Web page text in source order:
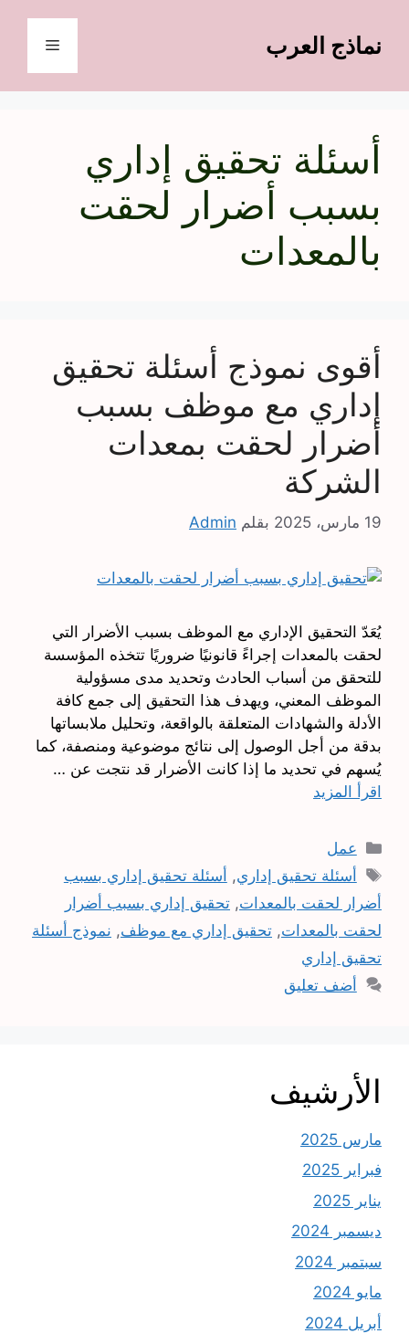
المحتوىنماذج العرب القائمة
أسئلة تحقيق إداري
بسبب أضرار لحقت
بالمعدات
أقوى نموذج أسئلة تحقيق
إداري مع موظف بسبب
أضرار لحقت بمعدات
الشركة
19 مارس، 2025 بقلم Admin
يُعَدّ التحقيق الإداري مع الموظف بسبب الأضرار التي
لحقت بالمعدات إجراءً قانونيًا ضروريًا تتخذه المؤسسة
للتحقق من أسباب الحادث وتحديد مدى مسؤولية
الموظف المعني، ويهدف هذا التحقيق إلى جمع كافة
الأدلة والشهادات المتعلقة بالواقعة، وتحليل ملابساتها
بدقة من أجل الوصول إلى نتائج موضوعية ومنصفة، كما
يُسهم في تحديد ما إذا كانت الأضرار قد نتجت عن …
اقرأ المزيد
التصنيفات
عمل
الوسوم
أسئلة تحقيق إداري, أسئلة تحقيق إداري بسبب
أضرار لحقت بالمعدات, تحقيق إداري بسبب أضرار
لحقت بالمعدات, تحقيق إداري مع موظف, نموذج أسئلة
تحقيق إداري
أضف تعليق
الأرشيف
مارس 2025
فبراير 2025
يناير 2025
ديسمبر 2024
سبتمبر 2024
مايو 2024
أبريل 2024